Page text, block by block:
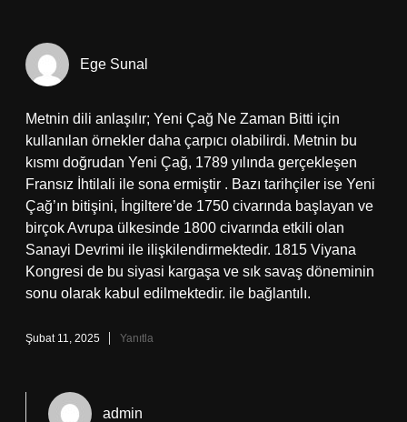
Ege Sunal
Metnin dili anlaşılır; Yeni Çağ Ne Zaman Bitti için
kullanılan örnekler daha çarpıcı olabilirdi. Metnin bu
kısmı doğrudan Yeni Çağ, 1789 yılında gerçekleşen
Fransız İhtilali ile sona ermiştir . Bazı tarihçiler ise Yeni
Çağ’ın bitişini, İngiltere’de 1750 civarında başlayan ve
birçok Avrupa ülkesinde 1800 civarında etkili olan
Sanayi Devrimi ile ilişkilendirmektedir. 1815 Viyana
Kongresi de bu siyasi kargaşa ve sık savaş döneminin
sonu olarak kabul edilmektedir. ile bağlantılı.
Şubat 11, 2025 Yanıtla
admin